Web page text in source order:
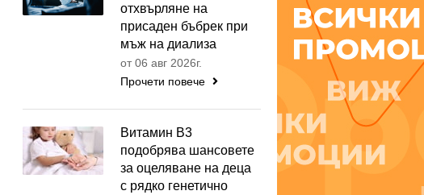
отхвърляне на
присаден бъбрек при
мъж на диализа
от 06 авг 2026г.
Прочети повече
Витамин B3
подобрява шансовете
за оцеляване на деца
с рядко генетично